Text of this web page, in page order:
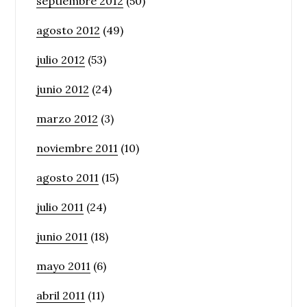
agosto 2012 (49)
julio 2012 (53)
junio 2012 (24)
marzo 2012 (3)
noviembre 2011 (10)
agosto 2011 (15)
julio 2011 (24)
junio 2011 (18)
mayo 2011 (6)
abril 2011 (11)